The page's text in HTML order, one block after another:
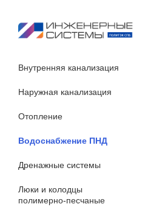
Внутренняя канализация
Наружная канализация
Отопление
Водоснабжение ПНД
Дренажные системы
Люки и колодцы
полимерно-песчаные